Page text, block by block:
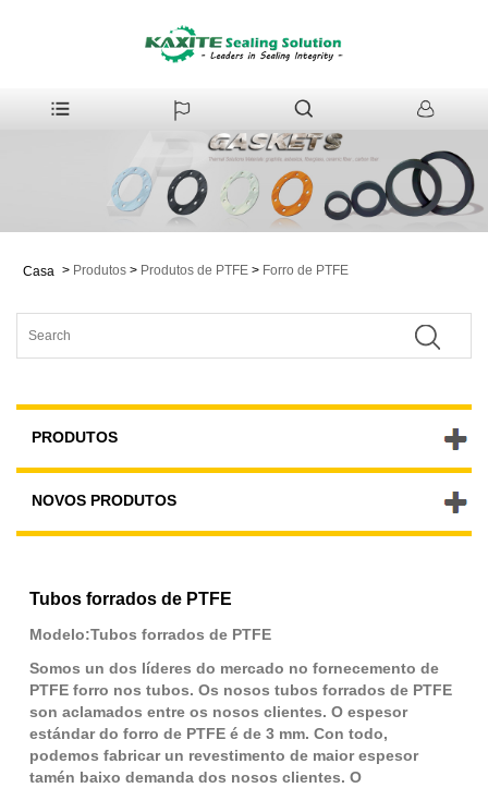
Casa > Produtos > Produtos de PTFE > Forro de PTFE
PRODUTOS
NOVOS PRODUTOS
Tubos forrados de PTFE
Modelo:Tubos forrados de PTFE
Somos un dos líderes do mercado no fornecemento de
PTFE forro nos tubos. Os nosos tubos forrados de PTFE
son aclamados entre os nosos clientes. O espesor
estándar do forro de PTFE é de 3 mm. Con todo,
podemos fabricar un revestimento de maior espesor
tamén baixo demanda dos nosos clientes. O